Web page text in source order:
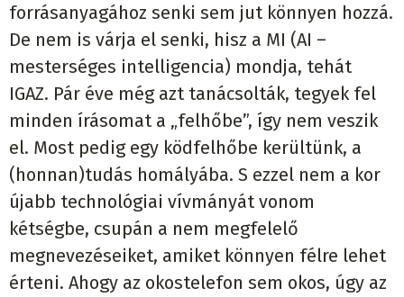
forrásanyagához senki sem jut könnyen hozzá.
De nem is várja el senki, hisz a MI (AI –
mesterséges intelligencia) mondja, tehát
IGAZ. Pár éve még azt tanácsolták, tegyek fel
minden írásomat a „felhőbe”, így nem veszik
el. Most pedig egy ködfelhőbe kerültünk, a
(honnan)tudás homályába. S ezzel nem a kor
újabb technológiai vívmányát vonom
kétségbe, csupán a nem megfelelő
megnevezéseiket, amiket könnyen félre lehet
érteni. Ahogy az okostelefon sem okos, úgy az